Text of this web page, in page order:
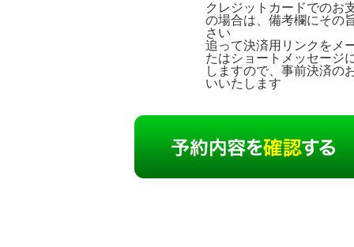
クレジットカードでのお
の場合は、備考欄にその
さい
追って決済用リンクをメ
たはショートメッセージ
しますので、事前決済の
いいたします